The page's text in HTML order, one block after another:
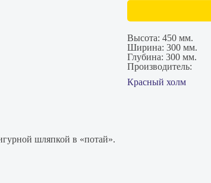
Высота:450 мм.
Ширина:300 мм.
Глубина:300 мм.
Производитель:
Красный холм
шляпкой в «потай».